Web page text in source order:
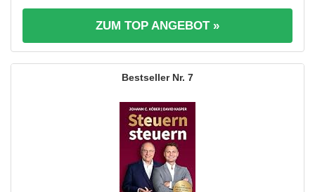
ZUM TOP ANGEBOT »
7